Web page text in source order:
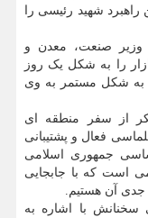
شهید رئیسی را
صنعت، معدن و
را به شکل یک روز
به شکل مستمر به وی
از سفر منطقه ای
فعال و پشتیبانی
جمهوری اسلامی
است که با جابجایی
آن هستیم.
با اشاره به